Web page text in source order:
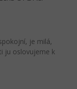
je milá,
ju oslovujeme k